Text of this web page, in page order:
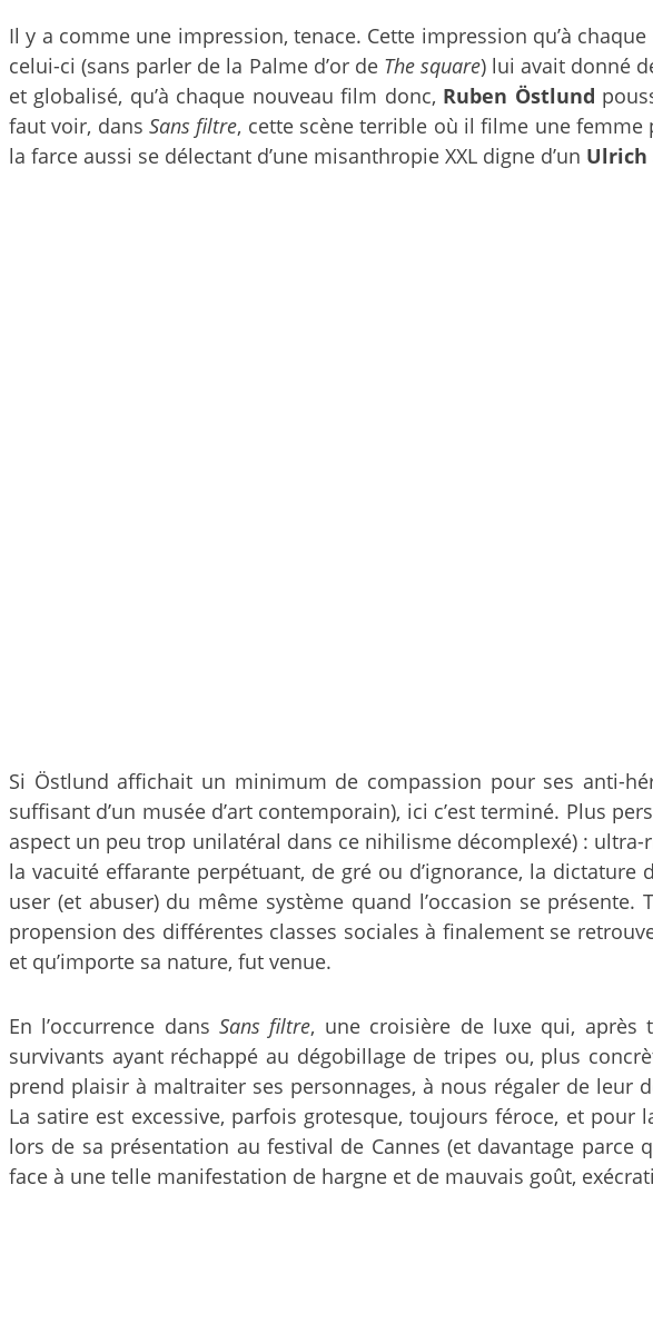
Il y a comme une impression, tenace. Cette impression qu’à
celui-ci (sans parler de la Palme d’or de The square) lui avait donné
et globalisé, qu’à chaque nouveau film donc, Ruben Östlund
faut voir, dans Sans filtre, cette scène terrible où il filme une femme
la farce aussi se délectant d’une misanthropie XXL digne d’un Ulrich
Si Östlund affichait un minimum de compassion pour ses anti-
suffisant d’un musée d’art contemporain), ici c’est terminé. Plus
aspect un peu trop unilatéral dans ce nihilisme décomplexé) :
la vacuité effarante perpétuant, de gré ou d’ignorance, la
user (et abuser) du même système quand l’occasion se
propension des différentes classes sociales à finalement se
et qu’importe sa nature, fut venue.
En l’occurrence dansSans filtre, une croisière de luxe qui, après
survivants ayant réchappé au dégobillage de tripes ou, plus
prend plaisir à maltraiter ses personnages, à nous régaler de leur
La satire est excessive, parfois grotesque, toujours féroce, et
lors de sa présentation au festival de Cannes (et davantage parce
face à une telle manifestation de hargne et de mauvais goût,